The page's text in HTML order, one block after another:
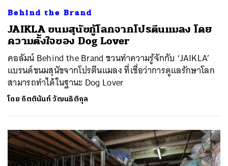
Behind the Brand
JAIKLA ขนมสุนัขกู้โลกจากโปรตีนแมลง โดย
ความตั้งใจของ Dog Lover
คอลัมน์ Behind the Brand ชวนทำความรู้จักกับ ‘JAIKLA’
แบรนด์ขนมสุนัขจากโปรตีนแมลง ที่เชื่อว่าการดูแลรักษาโลก
สามารถทำได้ในฐานะ Dog Lover
โดย กิตตินันท์ วัฒนธิติกุล